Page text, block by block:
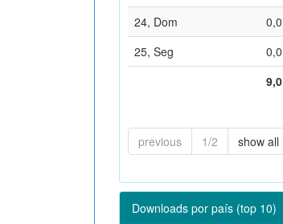
24, Dom
0,0
25, Seg
0,0
9,0
previous 1/2 show all
Downloads por país (top 10)